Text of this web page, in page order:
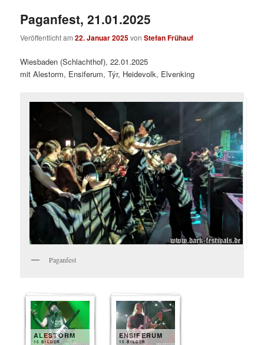
Paganfest, 21.01.2025
Veröffentlicht am22. Januar 2025vonStefan Frühauf
Wiesbaden (Schlachthof), 22.01.2025
mit Alestorm, Ensiferum, Týr, Heidevolk, Elvenking
Paganfest
ALESTORM
15 BILDER
ENSIFERUM
15 BILDER